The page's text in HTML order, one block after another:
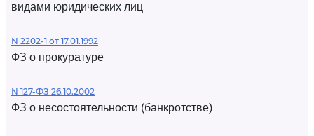
видами юридических лиц
N 2202-1 от 17.01.1992
ФЗ о прокуратуре
N 127-ФЗ 26.10.2002
ФЗ о несостоятельности (банкротстве)